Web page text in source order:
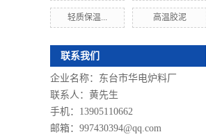
轻质保温... 高温胶泥
联系我们
企业名称：东台市华电炉料厂
联系人：黄先生
手机：13905110662
邮箱：997430394@qq.com